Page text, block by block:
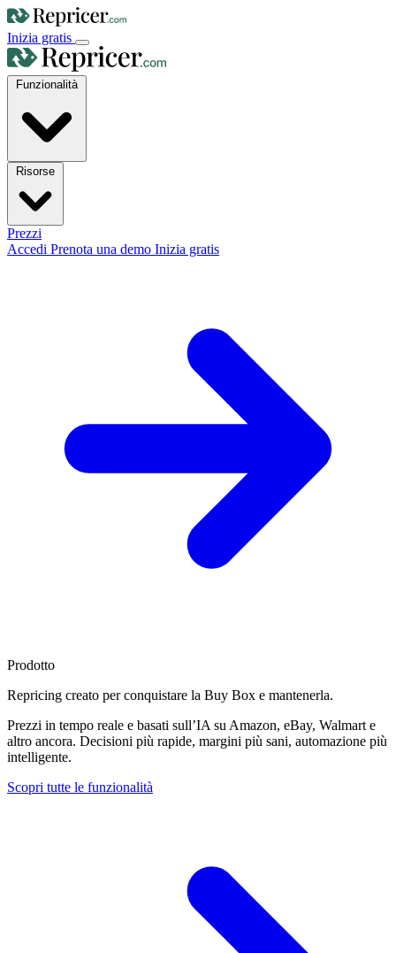
Inizia gratis
Funzionalità
Prezzi
Accedi Prenota una demo Inizia gratis
Prodotto
Repricing creato perconquistare la Buy Box e mantenerla.
Prezzi in tempo reale e basati sull’IA su Amazon, eBay, Walmart e
altro ancora. Decisioni più rapide, margini più sani, automazione più
intelligente.
Scopri tutte le funzionalità